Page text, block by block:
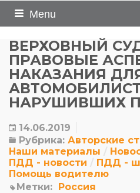
Menu
ВЕРХОВНЫЙ
ПРАВОВЫЕ
НАКАЗАНИЯ
НАРУШИВШИХ
14.06.2019
Рубрика: Авторские
Наши материалы
ПДД - новости
ПДД -
Помощь водителю
Метки: Россия